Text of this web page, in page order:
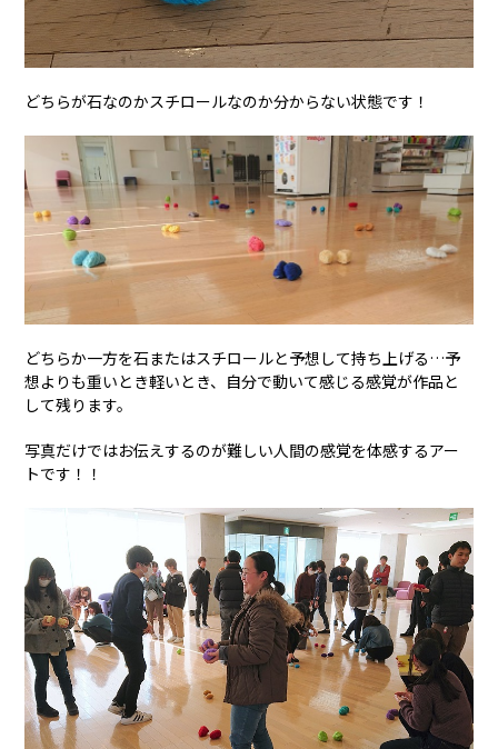
どちらが石なのかスチロールなのか分からない状態です！
どちらか一方を石またはスチロールと予想して持ち上げる…予
想よりも重いとき軽いとき、自分で動いて感じる感覚が作品と
して残ります。
写真だけではお伝えするのが難しい人間の感覚を体感するアー
トです！！